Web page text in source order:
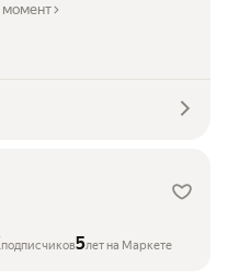
подписчиков5лет на Маркете